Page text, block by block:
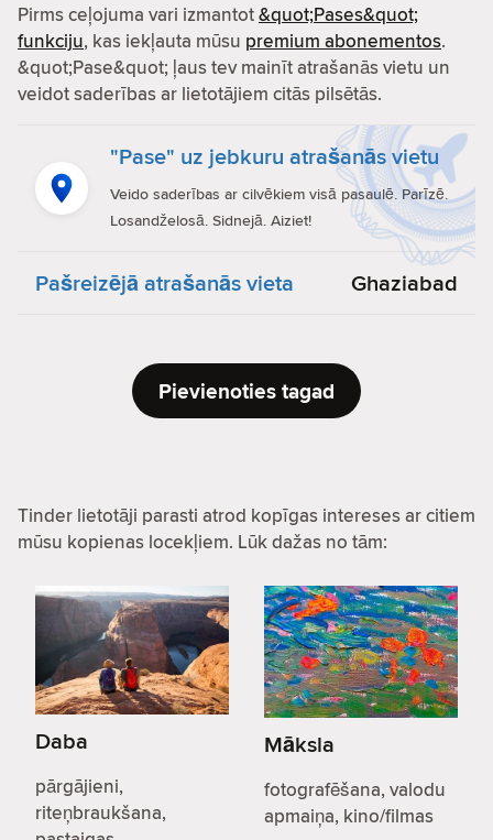
Pirms ceļojuma vari izmantot&quot;Pases&quot;
funkciju, kas iekļauta mūsu premium abonementos.
&quot;Pase&quot; ļaus tev mainīt atrašanās vietu un
veidot saderības ar lietotājiem citās pilsētās.
"Pase" uz jebkuru atrašanās vietu
Veido saderības ar cilvēkiem visā pasaulē. Parīzē.
Losandželosā. Sidnejā. Aiziet!
Pašreizējā atrašanās vieta Ghaziabad
Pievienoties tagad
Tinder lietotāji parasti atrod kopīgas intereses ar citiem
mūsu kopienas locekļiem. Lūk dažas no tām:
Daba
pārgājieni,
riteņbraukšana,
Māksla
fotografēšana, valodu
apmaiņa, kino/filmas